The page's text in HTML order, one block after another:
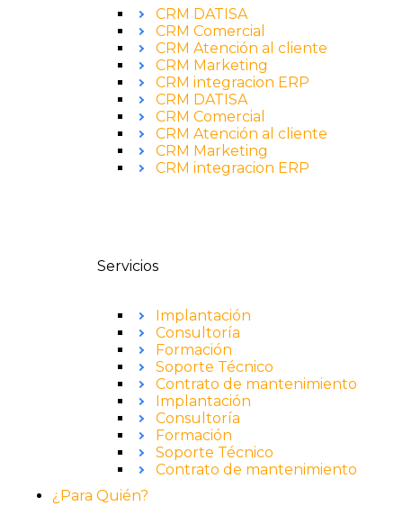
CRM DATISA
CRM Comercial
CRM Atención al cliente
CRM Marketing
CRM integracion ERP
CRM DATISA
CRM Comercial
CRM Atención al cliente
CRM Marketing
CRM integracion ERP
Servicios
Implantación
Consultoría
Formación
Soporte Técnico
Contrato de mantenimiento
Implantación
Consultoría
Formación
Soporte Técnico
Contrato de mantenimiento
¿Para Quién?